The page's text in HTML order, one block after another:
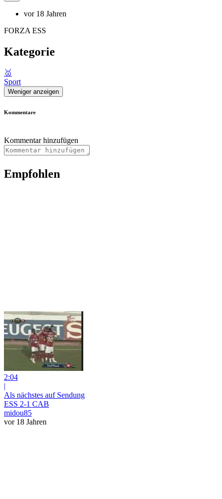
vor 18 Jahren
FORZA ESS
Kategorie
🥇
Sport
Weniger anzeigen
Kommentare
Kommentar hinzufügen
Empfohlen
2:04
|
Als nächstes auf Sendung
ESS 2-1 CAB
midou85
vor 18 Jahren